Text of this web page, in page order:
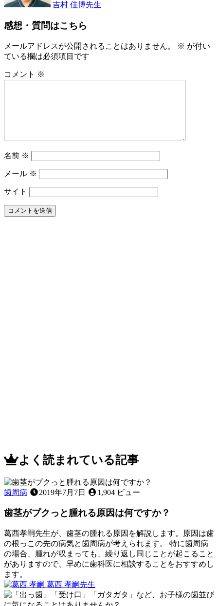
吉村 佳博先生
音
歯
ブ
シ
効
は？
電
動
歯
ブ
感想・質問はこちら
メールアドレスが公開されることはありません。 ※ が付い
ている欄は必須項目です
コメント ※
名前 ※
メール ※
サイト
よく読まれている記事
歯周病 2019年7月7日 1,904 ビュー
歯茎がプクっと腫れる原因は何ですか？
葛西孝嗣先生が、歯茎の腫れる原因を解説します。原因は歯
の根っこの先の病気と歯周病が考えられます。 特に歯周病
の場合、腫れが収まっても、繰り返し同じことが起こること
がありますので、早めに歯科医に相談することをおすすめし
ます。
葛西 孝嗣先生
歯
ぐ
年
2
歯
茎